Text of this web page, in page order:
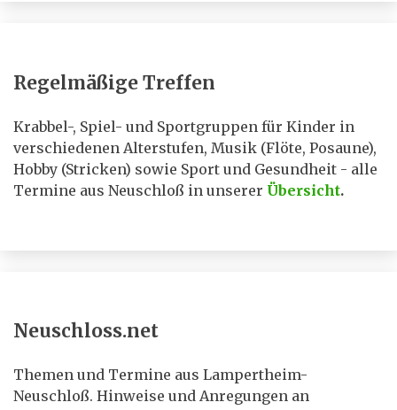
Regelmäßige Treffen
Krabbel-, Spiel- und Sportgruppen für Kinder in
verschiedenen Alterstufen, Musik (Flöte, Posaune),
Hobby (Stricken) sowie Sport und Gesundheit - alle
Termine aus Neuschloß in unserer Übersicht.
Neuschloss.net
Themen und Termine aus Lampertheim-
Neuschloß. Hinweise und Anregungen an